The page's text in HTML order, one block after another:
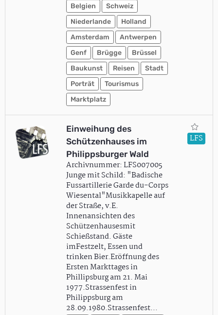
Belgien
Schweiz
Niederlande
Holland
Amsterdam
Antwerpen
Genf
Brügge
Brüssel
Baukunst
Reisen
Stadt
Porträt
Tourismus
Marktplatz
Einweihung des
Schützenhauses im
Philippsburger Wald
Archivnummer: LFS007005
Junge mit Schild: "Badische
Fussartillerie Garde du-Corps
Wiesental"Musikkapelle auf
der Straße, v.E.
Innenansichten des
Schützenhausesmit
Schießstand. Gäste
imFestzelt, Essen und
trinken Bier.Eröffnung des
Ersten Markttages in
Phillipsburg am 21. Mai
1977.Strassenfest in
Philippsburg am
28.09.1980.Strassenfest…
LFS